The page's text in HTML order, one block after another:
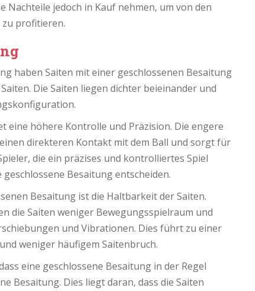
Nachteile jedoch in Kauf nehmen, um von den
profitieren.
haben Saiten mit einer geschlossenen Besaitung
Die Saiten liegen dichter beieinander und
eine höhere Kontrolle und Präzision. Die engere
direkteren Kontakt mit dem Ball und sorgt für
die ein präzises und kontrolliertes Spiel
Besaitung entscheiden.
Besaitung ist die Haltbarkeit der Saiten.
die Saiten weniger Bewegungsspielraum und
und Vibrationen. Dies führt zu einer
weniger häufigem Saitenbruch.
eine geschlossene Besaitung in der Regel
Besaitung. Dies liegt daran, dass die Saiten